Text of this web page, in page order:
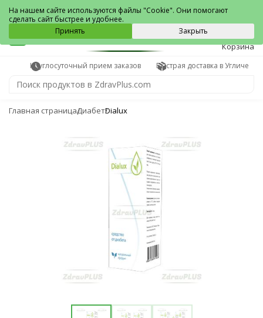
Углич
0
Корзина
Круглосуточный прием заказов Быстрая доставка в Угличе
Главная страницаДиабетDialux
На нашем сайте используются файлы "Cookie". Они помогают
сделать сайт быстрее и удобнее.
Принять
Закрыть